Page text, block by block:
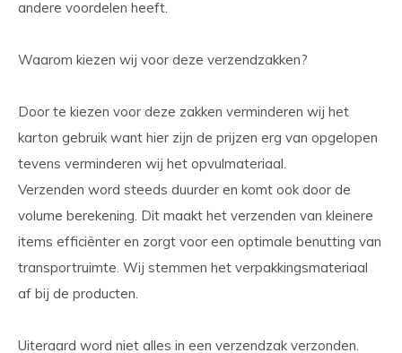
andere voordelen heeft.
Waarom kiezen wij voor deze verzendzakken?
Door te kiezen voor deze zakken verminderen wij het
karton gebruik want hier zijn de prijzen erg van opgelopen
tevens verminderen wij het opvulmateriaal.
Verzenden word steeds duurder en komt ook door de
volume berekening. Dit maakt het verzenden van kleinere
items efficiënter en zorgt voor een optimale benutting van
transportruimte. Wij stemmen het verpakkingsmateriaal
af bij de producten.
Uiteraard word niet alles in een verzendzak verzonden.